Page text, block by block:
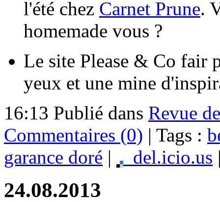
l'été chez Carnet Prune.
homemade vous ?
Le site Please & Co fair
yeux et une mine
16:13 Publié dans Revue
Commentaires (0) | Tags :
garance doré | del.icio.us
24.08.2013